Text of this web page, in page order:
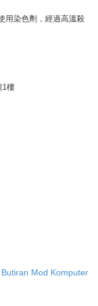
用染色劑，經過高溫殺
1樓
Mod Komputer